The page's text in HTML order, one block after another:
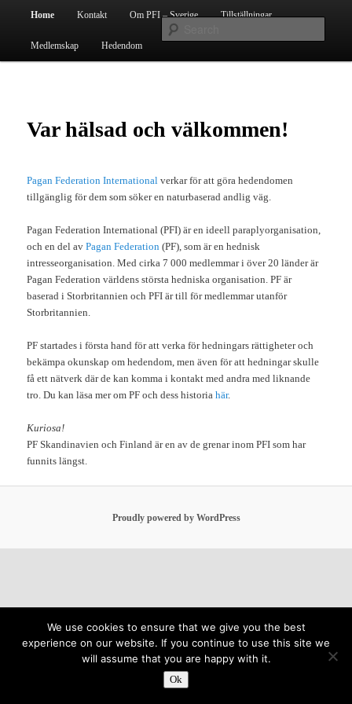
primary
content
Pagan Federation International Sverige
Home Kontakt Om PFI – Sverige Tillställningar
Medlemskap Hedendom
Var hälsad och välkommen!
Pagan Federation International verkar för att göra hedendomen
tillgänglig för dem som söker en naturbaserad andlig väg.
Pagan Federation International (PFI) är en ideell paraplyorganisation,
och en del avPagan Federation (PF), som är en hednisk
intresseorganisation. Med cirka 7 000 medlemmar i över 20 länder är
Pagan Federation världens största hedniska organisation. PF är
baserad i Storbritannien och PFI är till för medlemmar utanför
Storbritannien.
PF startades i första hand för att verka för hedningars rättigheter och
bekämpa okunskap om hedendom, men även för att hedningar skulle
få ett nätverk där de kan komma i kontakt med andra med liknande
tro. Du kan läsa mer om PF och dess historiahär.
Kuriosa!
PF Skandinavien och Finland är en av de grenar inom PFI som har
funnits längst.
Proudly powered by WordPress
We use cookies to ensure that we give you the best
experience on our website. If you continue to use this site we
will assume that you are happy with it.
Ok